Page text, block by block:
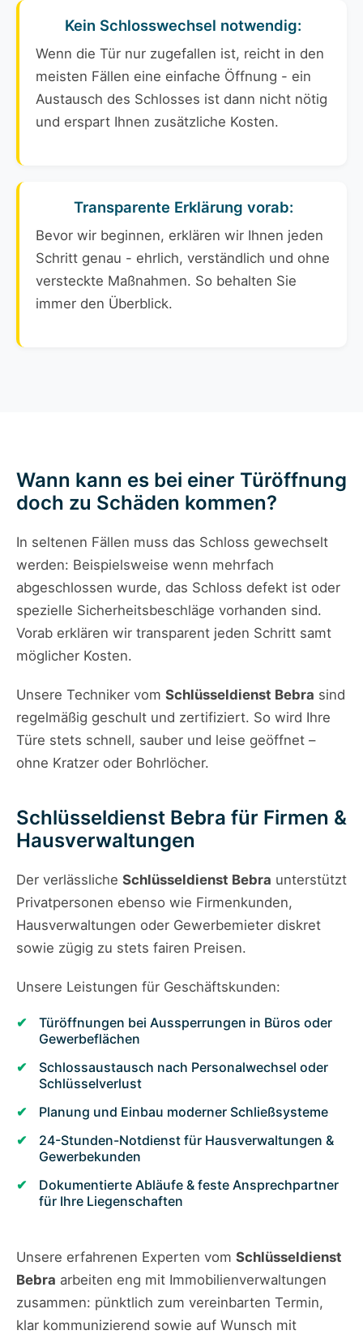
Kein Schlosswechsel notwendig:
Wenn die Tür nur zugefallen ist, reicht in den
meisten Fällen eine einfache Öffnung - ein
Austausch des Schlosses ist dann nicht nötig
und erspart Ihnen zusätzliche Kosten.
Transparente Erklärung vorab:
Bevor wir beginnen, erklären wir Ihnen jeden
Schritt genau - ehrlich, verständlich und ohne
versteckte Maßnahmen. So behalten Sie
immer den Überblick.
Wann kann es bei einer Türöffnung
doch zu Schäden kommen?
In seltenen Fällen muss das Schloss gewechselt
werden: Beispielsweise wenn mehrfach
abgeschlossen wurde, das Schloss defekt ist oder
spezielle Sicherheitsbeschläge vorhanden sind.
Vorab erklären wir transparent jeden Schritt samt
möglicher Kosten.
Unsere Techniker vom Schlüsseldienst Bebra sind
regelmäßig geschult und zertifiziert. So wird Ihre
Türe stets schnell, sauber und leise geöffnet –
ohne Kratzer oder Bohrlöcher.
Schlüsseldienst Bebra für Firmen &
Hausverwaltungen
Der verlässliche Schlüsseldienst Bebra unterstützt
Privatpersonen ebenso wie Firmenkunden,
Hausverwaltungen oder Gewerbemieter diskret
sowie zügig zu stets fairen Preisen.
Unsere Leistungen für Geschäftskunden:
Türöffnungen bei Aussperrungen in Büros oder
Gewerbeflächen
Schlossaustausch nach Personalwechsel oder
Schlüsselverlust
Planung und Einbau moderner Schließsysteme
24-Stunden-Notdienst für Hausverwaltungen &
Gewerbekunden
Dokumentierte Abläufe & feste Ansprechpartner
für Ihre Liegenschaften
Unsere erfahrenen Experten vom Schlüsseldienst
Bebra arbeiten eng mit Immobilienverwaltungen
zusammen: pünktlich zum vereinbarten Termin,
klar kommunizierend sowie auf Wunsch mit